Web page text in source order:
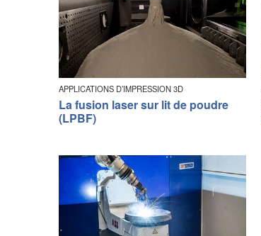
APPLICATIONS D’IMPRESSION 3D
La fusion laser sur lit de poudre
(LPBF)